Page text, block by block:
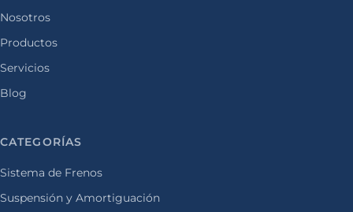
Nosotros
Productos
Servicios
Blog
CATEGORÍAS
Sistema de Frenos
Suspensión y Amortiguación